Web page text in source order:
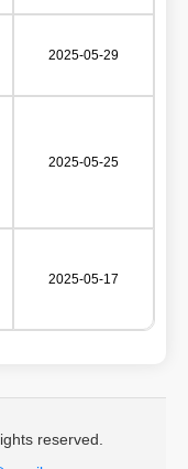
2025-05-29
2025-05-25
2025-05-17
reserved.